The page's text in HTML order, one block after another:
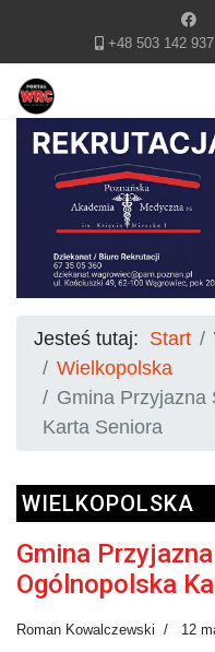
+48 503 142 937
Jesteś tutaj: Start
Wielkopolska
Gmina Przyjazna
Karta Seniora
WIELKOPOLSKA
Gmina
Ogólnopolska
Roman Kowalczewski 12